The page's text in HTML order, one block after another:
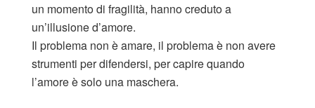
un momento di fragilità, hanno creduto a
un’illusione d’amore.
Il problema non è amare, il problema è non avere
strumenti per difendersi, per capire quando
l’amore è solo una maschera.